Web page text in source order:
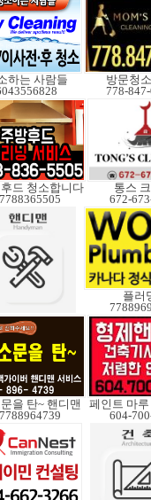
하는 사람들
방문청
778-
드 청소합니다
7788365505
통스
672-
플러
을 탄~ 핸디맨
7788964739
604-